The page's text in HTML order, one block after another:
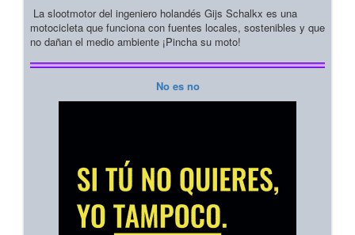
La slootmotor del ingeniero holandés Gijs Schalkx es una
motocicleta que funciona con fuentes locales, sostenibles y que
no dañan el medio ambiente ¡Pincha su moto!
No es no